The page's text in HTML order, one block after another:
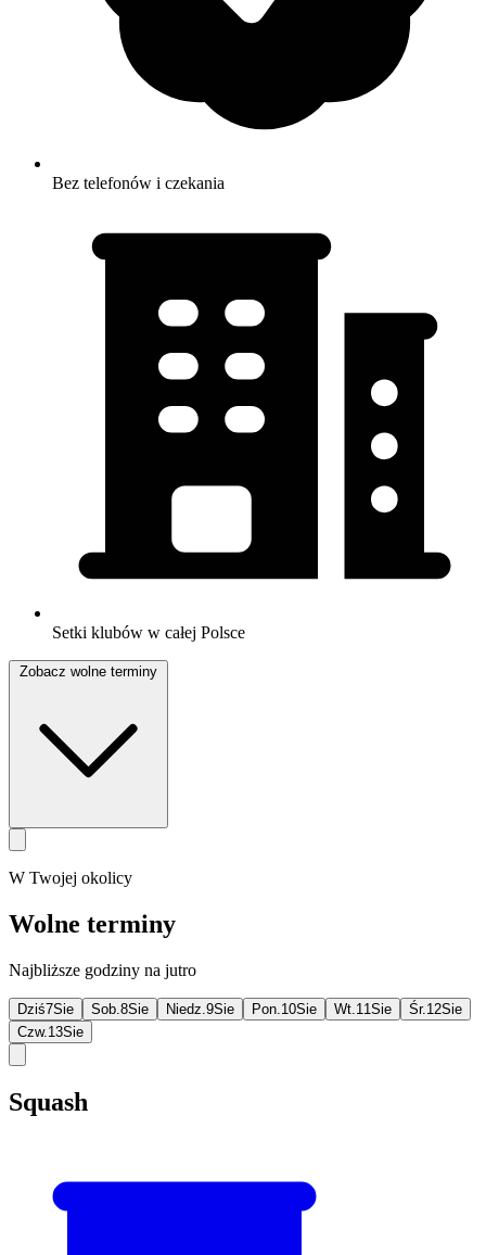
Bez telefonów i czekania
Setki klubów w całej Polsce
W Twojej okolicy
Wolne terminy
Najbliższe godziny na jutro
Dziś7Sie Sob. 8Sie Niedz. 9Sie Pon. 10Sie Wt. 11Sie Śr. 12Sie
Czw. 13Sie
Squash